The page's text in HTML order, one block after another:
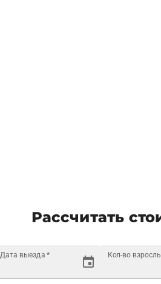
Рассчитать
Дата выезда * Кол-во